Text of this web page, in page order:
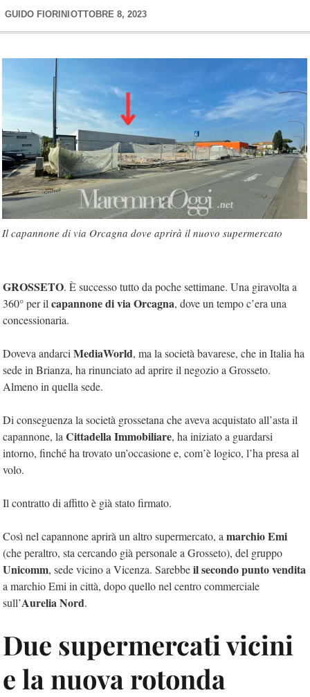
GUIDO FIORINI OTTOBRE 8, 2023
Il capannone di via Orcagna dove aprirà il nuovo supermercato
GROSSETO. È successo tutto da poche settimane. Una giravolta a
360° per il capannone di via Orcagna, dove un tempo c’era una
concessionaria.
Doveva andarci MediaWorld, ma la società bavarese, che in Italia ha
sede in Brianza, ha rinunciato ad aprire il negozio a Grosseto.
Almeno in quella sede.
Di conseguenza la società grossetana che aveva acquistato all’asta il
capannone, la Cittadella Immobiliare, ha iniziato a guardarsi
intorno, finché ha trovato un’occasione e, com’è logico, l’ha presa al
volo.
Il contratto di affitto è già stato firmato.
Così nel capannone aprirà un altro supermercato, a marchio Emi
(che peraltro, sta cercando già personale a Grosseto), del gruppo
Unicomm, sede vicino a Vicenza. Sarebbeil secondo punto vendita
a marchio Emi in città, dopo quello nel centro commerciale
sull’Aurelia Nord.
Due supermercati vicini
e la nuova rotonda